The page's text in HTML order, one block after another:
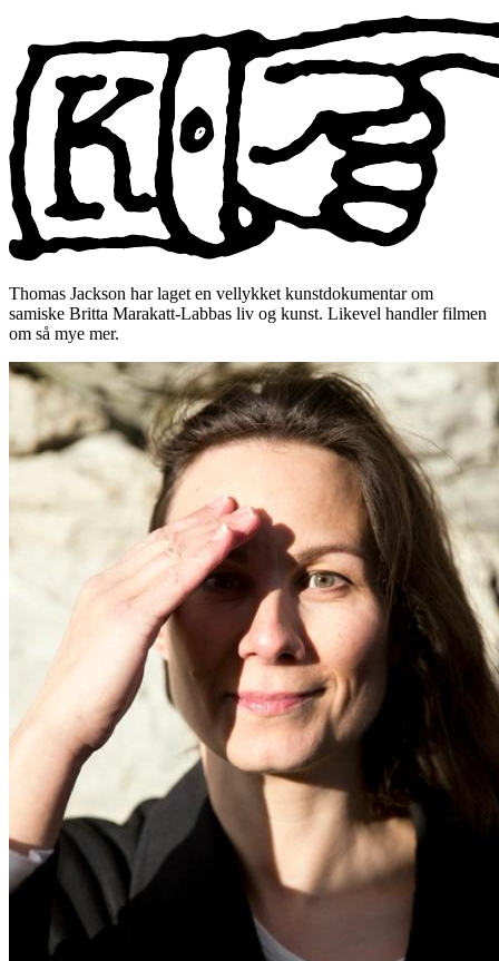
Thomas Jackson har laget en vellykket kunstdokumentar om
samiske Britta Marakatt-Labbas liv og kunst. Likevel handler filmen
om så mye mer.